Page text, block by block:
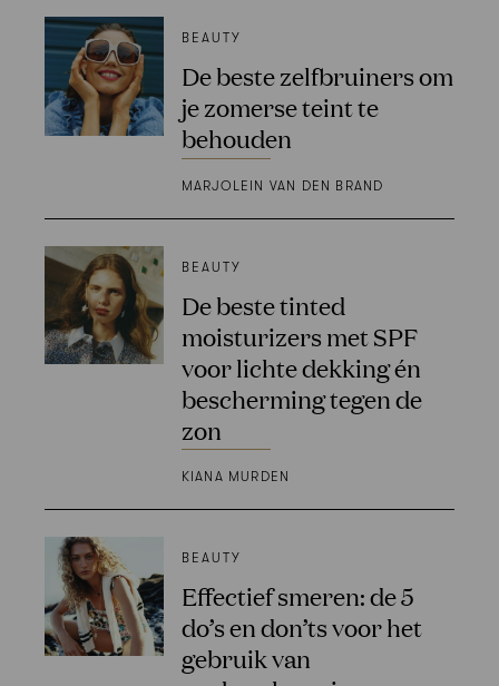
BEAUTY
De beste zelfbruiners om
je zomerse teint te
behouden
MARJOLEIN VAN DEN BRAND
BEAUTY
De beste tinted
moisturizers met SPF
voor lichte dekking én
bescherming tegen de
zon
KIANA MURDEN
BEAUTY
Effectief smeren: de 5
do’s en don’ts voor het
gebruik van